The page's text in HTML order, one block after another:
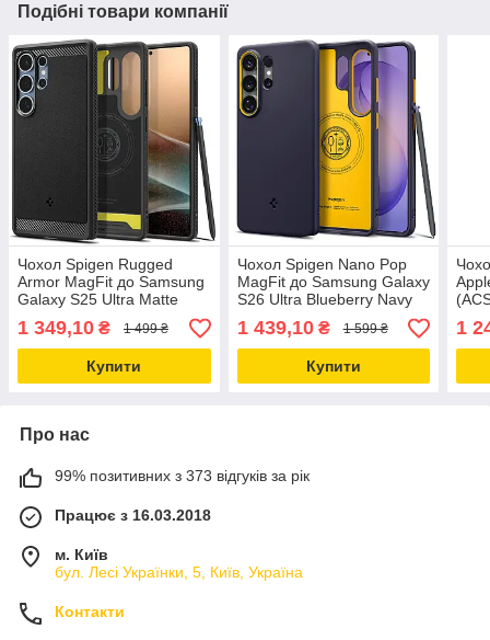
Подібні товари компанії
Чохол Spigen Rugged
Armor MagFit до Samsung
Galaxy S25 Ultra Matte
Black (ACS08951)
1 349,10 ₴ 1 499 ₴
Купити
Чохол Spigen Nano Pop
MagFit до Samsung Galaxy
S26 Ultra Blueberry Navy
(ACS11037)
1 439,10₴ 1 599 ₴
Купити
1
Про нас
99% позитивних з 373 відгуків за рік
Працює з 16.03.2018
м. Київ
бул. Лесі Українки, 5, Київ, Україна
Контакти